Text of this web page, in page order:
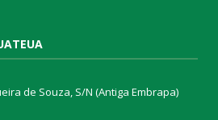
de Souza, S/N (Antiga Embrapa)